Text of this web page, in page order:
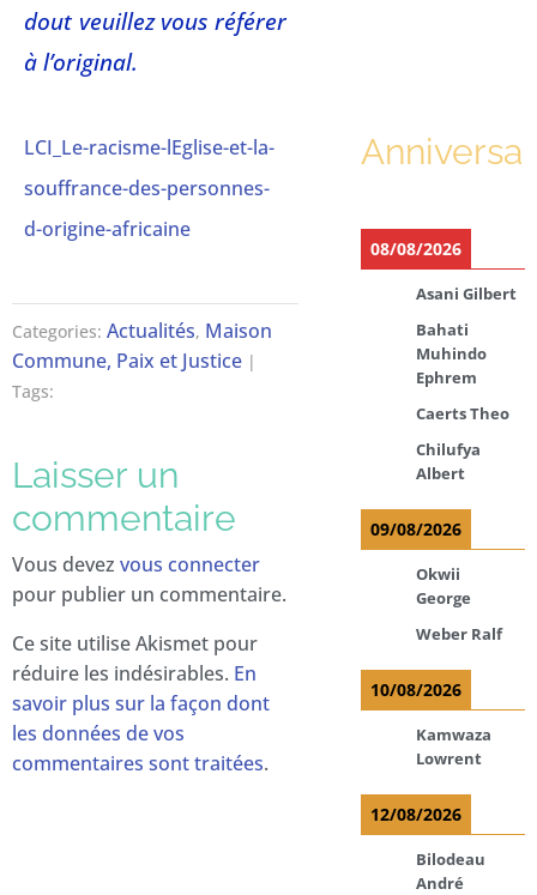
dout veuillez vous référer
à l’original.
LCI_Le-racisme-lEglise-et-la-
souffrance-des-personnes-
d-origine-africaine
Categories: Actualités, Maison
Commune, Paix et Justice |
Tags:
Laisser un
commentaire
Vous devez vous connecter
pour publier un commentaire.
Ce site utilise Akismet pour
réduire les indésirables. En
savoir plus sur la façon dont
les données de vos
commentaires sont traitées.
08/08/2026
Asani Gilbert
Bahati
Muhindo
Ephrem
Caerts Theo
Chilufya
Albert
09/08/2026
Okwii
George
Weber Ralf
10/08/2026
Kamwaza
Lowrent
12/08/2026
Bilodeau
André